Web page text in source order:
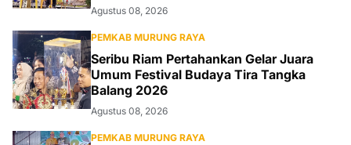
Agustus 08, 2026
PEMKAB MURUNG RAYA
Seribu Riam Pertahankan Gelar Juara
Umum Festival Budaya Tira Tangka
Balang 2026
Agustus 08, 2026
PEMKAB MURUNG RAYA